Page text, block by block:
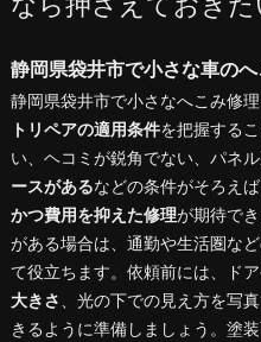
静岡県袋井市で小さな車の
静岡県袋井市で小さなへこみ修
トリペアの適用条件を把握する
い、ヘコミが鋭角でない、パネ
ースがあるなどの条件がそろえ
かつ費用を抑えた修理が期待で
がある場合は、通勤や生活圏な
て役立ちます。依頼前には、ド
大きさ
、光の下での見え方を写
きるように準備しましょう。塗